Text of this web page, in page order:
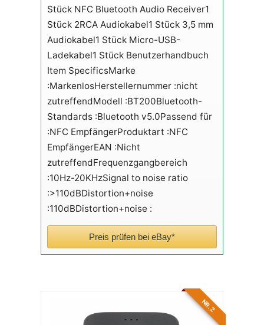
Stück NFC Bluetooth Audio Receiver1
Stück 2RCA Audiokabel1 Stück 3,5 mm
Audiokabel1 Stück Micro-USB-
Ladekabel1 Stück Benutzerhandbuch
Item SpecificsMarke
:MarkenlosHerstellernummer :nicht
zutreffendModell :BT200Bluetooth-
Standards :Bluetooth v5.0Passend für
:NFC EmpfängerProduktart :NFC
EmpfängerEAN :Nicht
zutreffendFrequenzgangbereich
:10Hz-20KHzSignal to noise ratio
:>110dBDistortion+noise
:110dBDistortion+noise :
Preis prüfen bei eBay*
NR. 2